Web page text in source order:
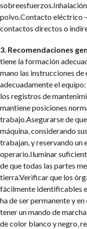
sobreesfuerzos.
polvo.Contacto eléctrico
contactos directos o
3. Recomendaciones
tiene la formación
mano las instrucciones de
adecuadamente el
los registros de
mantiene posiciones
trabajo.Asegurarse de
máquina, considerando
trabajan, y reservando un
operario.Iluminar
de que todas las partes
tierra.Verificar que los
fácilmente identificables
ha de ser permanente y
tener un mando de
de color blanco y negro,